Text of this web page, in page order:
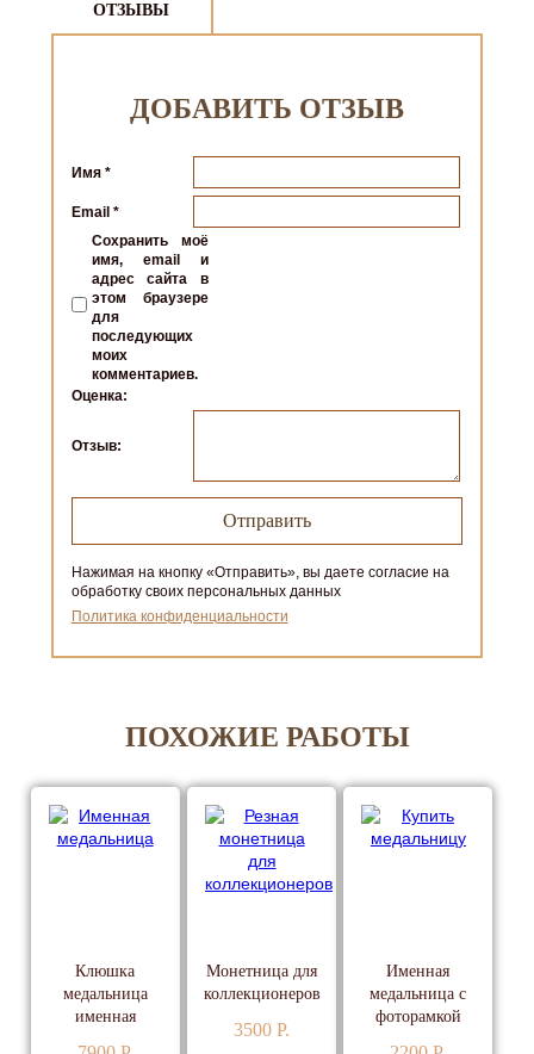
ОТЗЫВЫ
ДОБАВИТЬ ОТЗЫВ
Имя *
Email *
Сохранить моё
имя, email и
адрес сайта в
этом браузере
для
последующих
моих
комментариев.
Оценка:
Отзыв:
Нажимая на кнопку «Отправить», вы даете согласие на
обработку своих персональных данных
Политика конфиденциальности
ПОХОЖИЕ РАБОТЫ
Клюшка
медальница
именная
Монетница для
коллекционеров
3500 P.
Именная
медальница с
фоторамкой